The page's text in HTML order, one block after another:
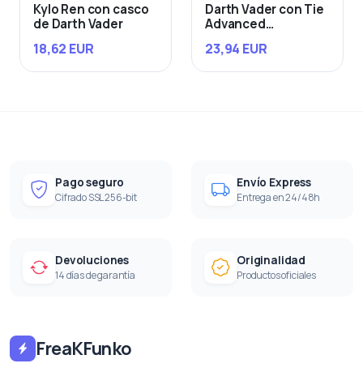
Kylo Ren con casco
de Darth Vader
18,62 EUR
Darth Vader con Tie
Advanced
23,94 EUR
Pago seguro
Cifrado SSL 256-bit
Envío Express
Entrega en 24/48h
Devoluciones
14 días de garantía
Originalidad
Productos oficiales
FreaKFunko